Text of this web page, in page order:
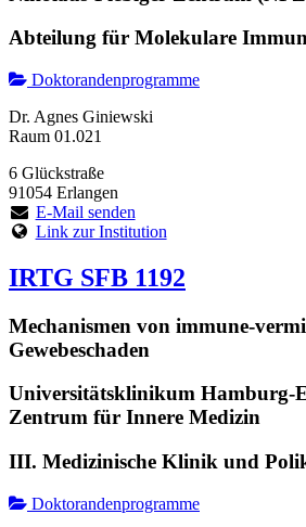
Abteilung für Molekulare
Doktorandenprogramme
Dr. Agnes Giniewski
Raum 01.021
6 Glückstraße
91054 Erlangen
E-Mail senden
Link zur Institution
IRTG SFB 1192
Mechanismen von immune-
Gewebeschaden
Universitätsklinikum Hamburg-
Zentrum für Innere Medizin
III. Medizinische Klinik und
Doktorandenprogramme